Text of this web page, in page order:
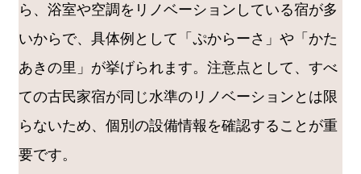
ら、浴室や空調をリノベーションしている宿が多
いからで、具体例として「ぷからーさ」や「かた
あきの里」が挙げられます。注意点として、すべ
ての古民家宿が同じ水準のリノベーションとは限
らないため、個別の設備情報を確認することが重
要です。